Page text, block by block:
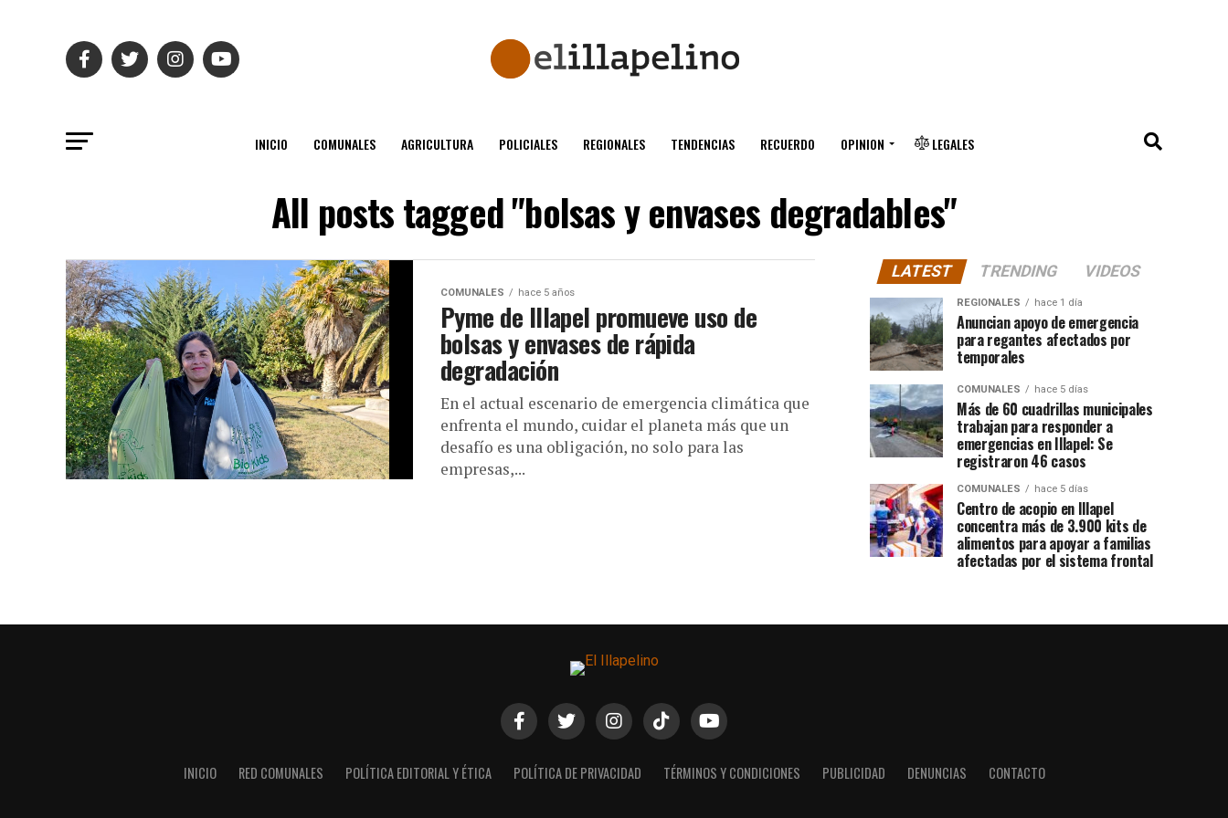
INICIO COMUNALES AGRICULTURA POLICIALES REGIONALES TENDENCIAS RECUERDO OPINION LEGALES
All posts tagged "bolsas y envases degradables"
COMUNALES hace 5 años
Pyme de Illapel promueve uso de
bolsas y envases de rápida
degradación
En el actual escenario de emergencia climática que
enfrenta el mundo, cuidar el planeta más que un
desafío es una obligación, no solo para las
empresas,...
LATEST TRENDING VIDEOS
REGIONALES hace 1 día
Anuncian apoyo de emergencia
para regantes afectados por
temporales
COMUNALES hace 5 días
Más de 60 cuadrillas municipales
trabajan para responder a
emergencias en Illapel: Se
registraron 46 casos
COMUNALES hace 5 días
Centro de acopio en Illapel
concentra más de 3.900 kits de
alimentos para apoyar a familias
afectadas por el sistema frontal
INICIO RED COMUNALES POLÍTICA EDITORIAL Y ÉTICA POLÍTICA DE PRIVACIDAD TÉRMINOS Y CONDICIONES PUBLICIDAD DENUNCIAS CONTACTO